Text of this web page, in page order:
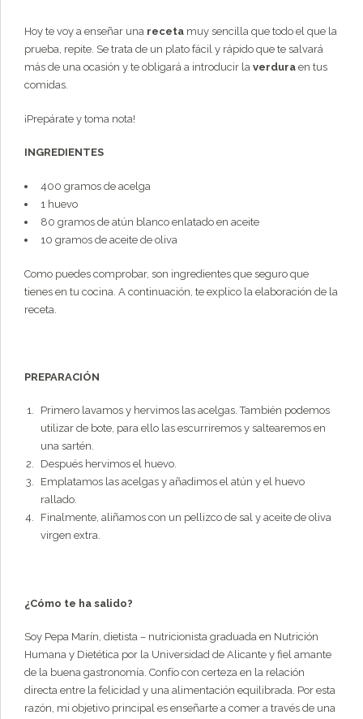
Hoy te voy a enseñar una receta muy sencilla que todo el que la
prueba, repite. Se trata de un plato fácil y rápido que te salvará
más de una ocasión y te obligará a introducir la verdura en tus
comidas.
¡Prepárate y toma nota!
INGREDIENTES
400 gramos de acelga
1 huevo
80 gramos de atún blanco enlatado en aceite
10 gramos de aceite de oliva
Como puedes comprobar, son ingredientes que seguro que
tienes en tu cocina. A continuación, te explico la elaboración de la
receta.
PREPARACIÓN
Primero lavamos y hervimos las acelgas. También podemos
utilizar de bote, para ello las escurriremos y saltearemos en
una sartén.
Después hervimos el huevo.
Emplatamos las acelgas y añadimos el atún y el huevo
rallado.
Finalmente, aliñamos con un pellizco de sal y aceite de oliva
virgen extra.
¿Cómo te ha salido?
Soy Pepa Marín, dietista – nutricionista graduada en Nutrición
Humana y Dietética por la Universidad de Alicante y fiel amante
de la buena gastronomía. Confío con certeza en la relación
directa entre la felicidad y una alimentación equilibrada. Por esta
razón, mi objetivo principal es enseñarte a comer a través de una